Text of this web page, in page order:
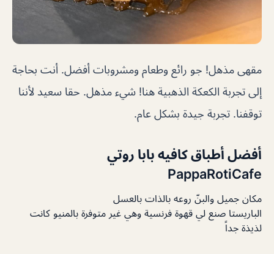
مقهى مذهل! جو رائع وطعام ومشروبات أفضل. أنت بحاجة
إلى تجربة الكعكة الذهبية هنا! شيء مذهل. حقا سعيد لأننا
توقفنا. تجربة جيدة بشكل عام.
أفضل أطباق كافيه بابا روتي
PappaRotiCafe
مكان جميل والبنّ روعه بالذات بالعسل
الباريستا صنع لي قهوة فرنسية وهي غير متوفرة بالمنيو كانت
لذيذة جداً